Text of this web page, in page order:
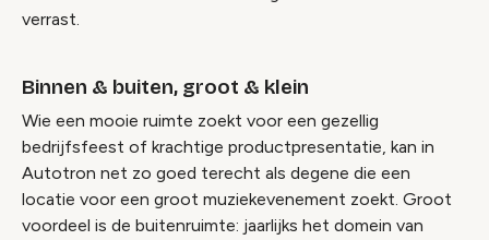
verrast.
Binnen & buiten, groot & klein
Wie een mooie ruimte zoekt voor een gezellig
bedrijfsfeest of krachtige productpresentatie, kan in
Autotron net zo goed terecht als degene die een
locatie voor een groot muziekevenement zoekt. Groot
voordeel is de buitenruimte: jaarlijks het domein van